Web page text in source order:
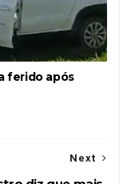
ferido após
Next